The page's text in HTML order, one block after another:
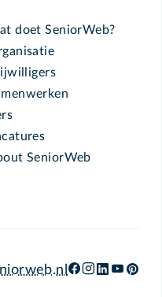
doet SeniorWeb?
SeniorWeb